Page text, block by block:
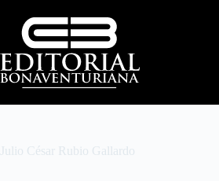
Julio César Rubio Gallardo